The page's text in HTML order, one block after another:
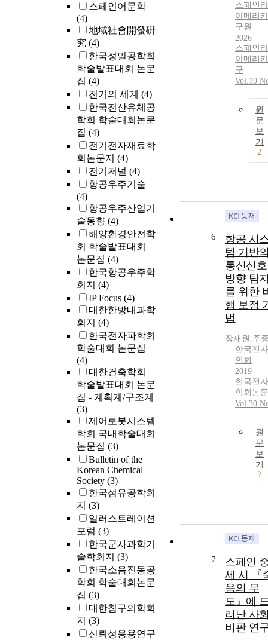
스페인어문학
(4)
地域社會開發硏
究 (4)
한국정밀공학회
학술발표대회 논문
집 (4)
전기의 세계 (4)
한국전산유체공
학회 학술대회논문
집 (4)
전기전자재료학
회논문지 (4)
전기저널 (4)
항공우주기술
(4)
항공우주산업기
술동향 (4)
해양환경안전학
회 학술발표대회
논문집 (4)
한국항공우주학
회지 (4)
IP Focus (4)
대한한방내과학
회지 (4)
한국전자파학회
학술대회 논문집
(4)
대한건축학회
학술발표대회 논문
집 - 계획계/구조계
(3)
제어로봇시스템
학회 국내학술대회
논문집 (3)
Bulletin of the
Korean Chemical
Society (3)
한국섬유공학회
지 (3)
일러스트레이션
포럼 (3)
한국군사과학기
술학회지 (3)
한국소음진동공
학회 학술대회논문
집 (3)
대한침구의학회
지 (3)
신뢰성응용연구
스페인
아메리
구원
2026
스페인
아메리
구
Vol.19
원
문
보
기
2
6
항공 시
템 기반
통신신호
방향 탐
를 위한
행 보정
법
장재원 ,주
한국전
학회
2019
한국전
학회논
Vol.30
원
문
보
기
2
7
스페인
세 시 『
음의 무
도』에
러난 사
비판 연